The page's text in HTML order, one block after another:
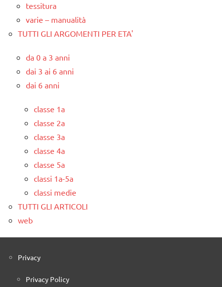
tessitura
varie – manualità
TUTTI GLI ARGOMENTI PER ETA'
da 0 a 3 anni
dai 3 ai 6 anni
dai 6 anni
classe 1a
classe 2a
classe 3a
classe 4a
classe 5a
classi 1a-5a
classi medie
TUTTI GLI ARTICOLI
web
Privacy
Privacy Policy